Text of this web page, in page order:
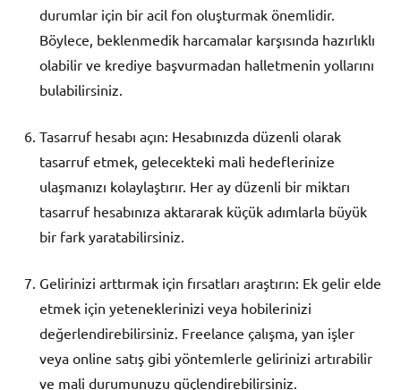
durumlar için bir acil fon oluşturmak önemlidir.
Böylece, beklenmedik harcamalar karşısında hazırlıklı
olabilir ve krediye başvurmadan halletmenin yollarını
bulabilirsiniz.
Tasarruf hesabı açın: Hesabınızda düzenli olarak
tasarruf etmek, gelecekteki mali hedeflerinize
ulaşmanızı kolaylaştırır. Her ay düzenli bir miktarı
tasarruf hesabınıza aktararak küçük adımlarla büyük
bir fark yaratabilirsiniz.
Gelirinizi arttırmak için fırsatları araştırın: Ek gelir elde
etmek için yeteneklerinizi veya hobilerinizi
değerlendirebilirsiniz. Freelance çalışma, yan işler
veya online satış gibi yöntemlerle gelirinizi artırabilir
ve mali durumunuzu güçlendirebilirsiniz.